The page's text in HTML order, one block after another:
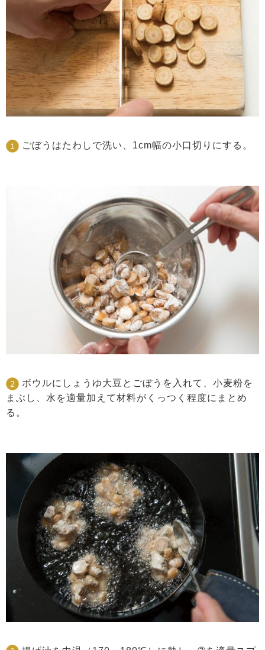
ごぼうはたわしで洗い、1cm幅の小口切りにする。
ボウルにしょうゆ大豆とごぼうを入れて、小麦粉を
まぶし、水を適量加えて材料がくっつく程度にまとめ
る。